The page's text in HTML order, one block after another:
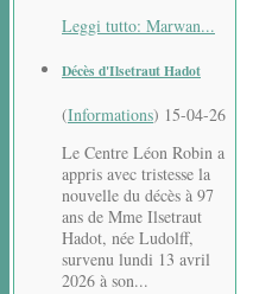
Leggi tutto: Marwan...
Décès d'Ilsetraut Hadot
(Informations) 15-04-26
Le Centre Léon Robin a
appris avec tristesse la
nouvelle du décès à 97
ans de Mme Ilsetraut
Hadot, née Ludolff,
survenu lundi 13 avril
2026 à son...